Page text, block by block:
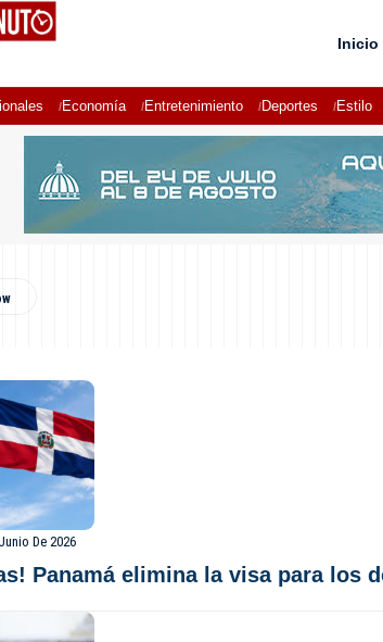
Inicio
Economía Entretenimiento Deportes Estilo
De 2026
Panamá elimina la visa para los